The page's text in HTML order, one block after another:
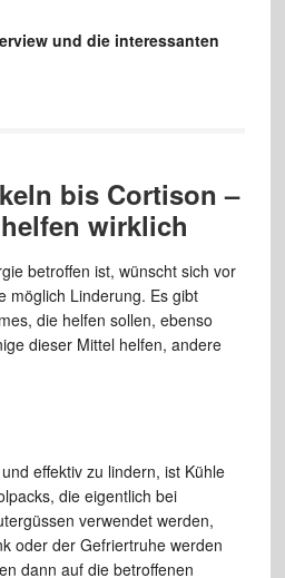
und die interessanten
bis Cortison –
wirklich
betroffen ist, wünscht sich vor
möglich Linderung. Es gibt
die helfen sollen, ebenso
dieser Mittel helfen, andere
effektiv zu lindern, ist Kühle
die eigentlich bei
verwendet werden,
oder der Gefriertruhe werden
dann auf die betroffenen